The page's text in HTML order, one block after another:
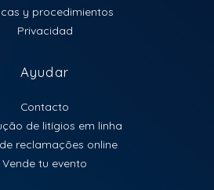
y procedimientos
Privacidad
Ayudar
Contacto
de litígios em linha
reclamações online
Vende tu evento